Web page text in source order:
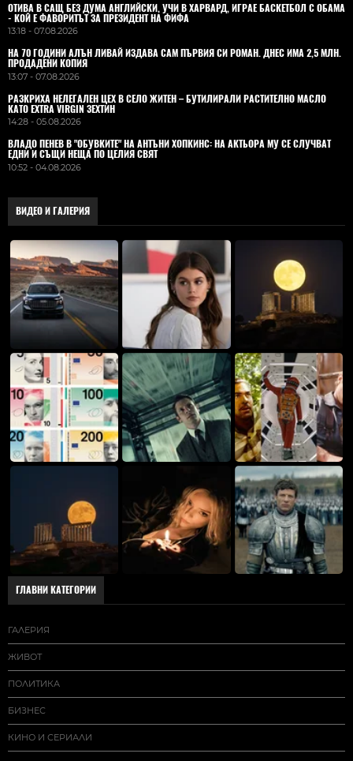
ОТИВА В САЩ БЕЗ ДУМА АНГЛИЙСКИ, УЧИ В ХАРВАРД, ИГРАЕ БАСКЕТБОЛ С ОБАМА
- КОЙ Е ФАВОРИТЪТ ЗА ПРЕЗИДЕНТ НА ФИФА
13:18 - 07.08.2026
НА 70 ГОДИНИ АЛЪН ЛИВАЙ ИЗДАВА САМ ПЪРВИЯ СИ РОМАН. ДНЕС ИМА 2,5 МЛН.
ПРОДАДЕНИ КОПИЯ
13:07 - 07.08.2026
РАЗКРИХА НЕЛЕГАЛЕН ЦЕХ В СЕЛО ЖИТЕН – БУТИЛИРАЛИ РАСТИТЕЛНО МАСЛО
КАТО EXTRA VIRGIN ЗЕХТИН
14:28 - 05.08.2026
ВЛАДO ПЕНЕВ В "ОБУВКИТЕ" НА АНТЪНИ ХОПКИНС: НА АКТЬОРА МУ СЕ СЛУЧВАТ
ЕДНИ И СЪЩИ НЕЩА ПО ЦЕЛИЯ СВЯТ
10:52 - 04.08.2026
ВИДЕО И ГАЛЕРИЯ
ГЛАВНИ КАТЕГОРИИ
ГАЛЕРИЯ
ЖИВОТ
ПОЛИТИКА
БИЗНЕС
КИНО И СЕРИАЛИ